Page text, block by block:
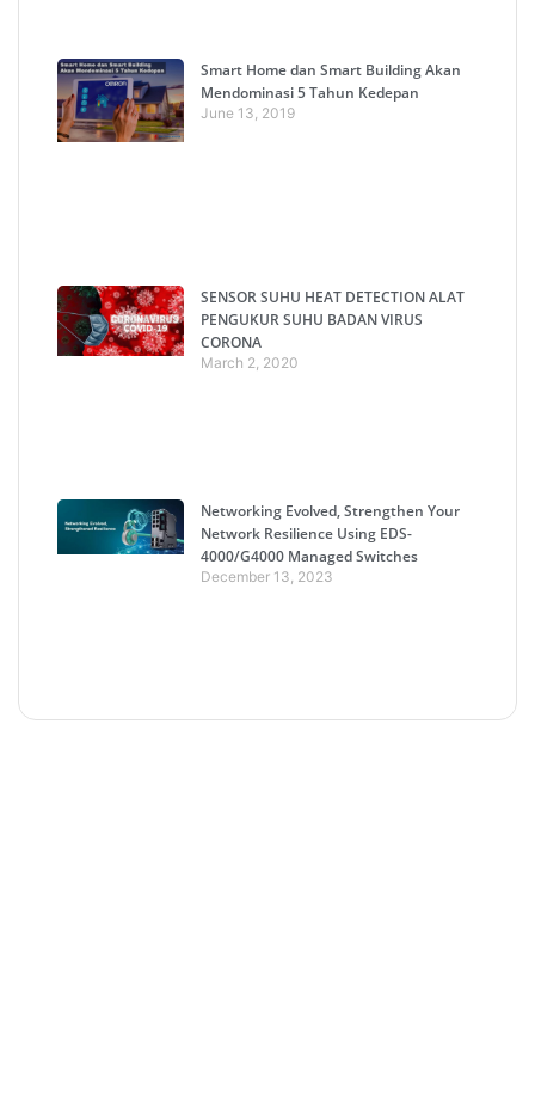
Smart Home dan Smart Building Akan
Mendominasi 5 Tahun Kedepan
June 13, 2019
SENSOR SUHU HEAT DETECTION ALAT
PENGUKUR SUHU BADAN VIRUS
CORONA
March 2, 2020
Networking Evolved, Strengthen Your
Network Resilience Using EDS-
4000/G4000 Managed Switches
December 13, 2023